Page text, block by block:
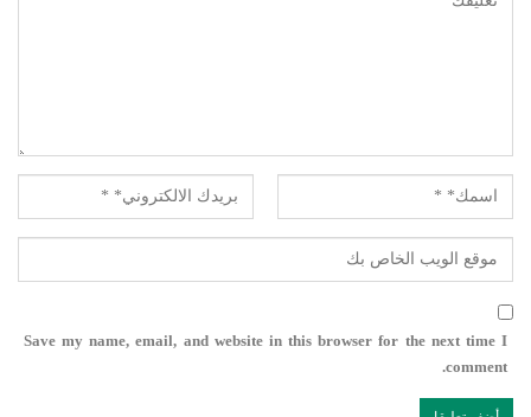
Save my name, email, and website in this browser for the next time I
comment.